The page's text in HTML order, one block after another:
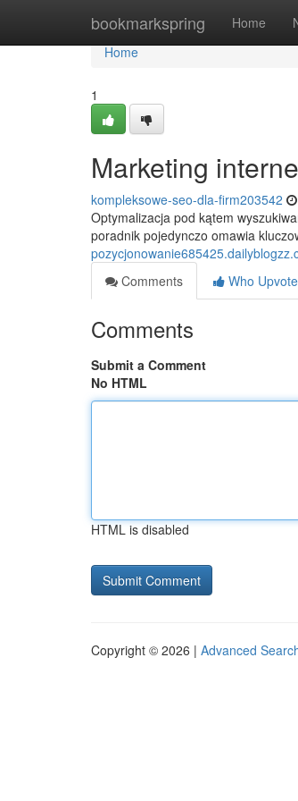
bookmarkspring Home
Home
Home
1
Marketing
kompleksowe-seo-dla-firm203542
Optymalizacja pod kątem
poradnik pojedynczo omawia
Comments
Who
Comments
Submit a Comment
No HTML
HTML is disabled
Copyright © 2026 | Advanced